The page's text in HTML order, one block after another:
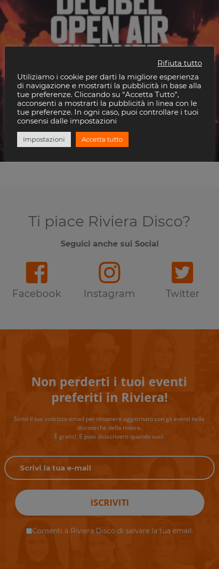
Decibel Open Air 2026 Day 3 Face 2 Face
PARCO DELLE CASCINE
Ti piace Riviera Disco?
Seguici anche sui Social
Facebook Instagram Twitter
Non perderti i tuoi eventi
preferiti in Riviera!
Scrivi il tuo indirizzo email per rimanere aggiornato con gli eventi nelle
discoteche della riviera.
È gratis!. E puoi disiscriverti quando vuoi.
ISCRIVITI
Consenti a Riviera Disco di salvare la tua email.
Rifiuta tutto
Utiliziamo i cookie per darti la migliore esperienza
di navigazione e mostrarti la pubblicità in base alla
tue preferenze. Cliccando su “Accetta Tutto”,
acconsenti a mostrarti la pubblicità in linea con le
tue preferenze. In ogni caso, puoi controllare i tuoi
consensi dalle impostazioni
Impostazioni Accetta tutto